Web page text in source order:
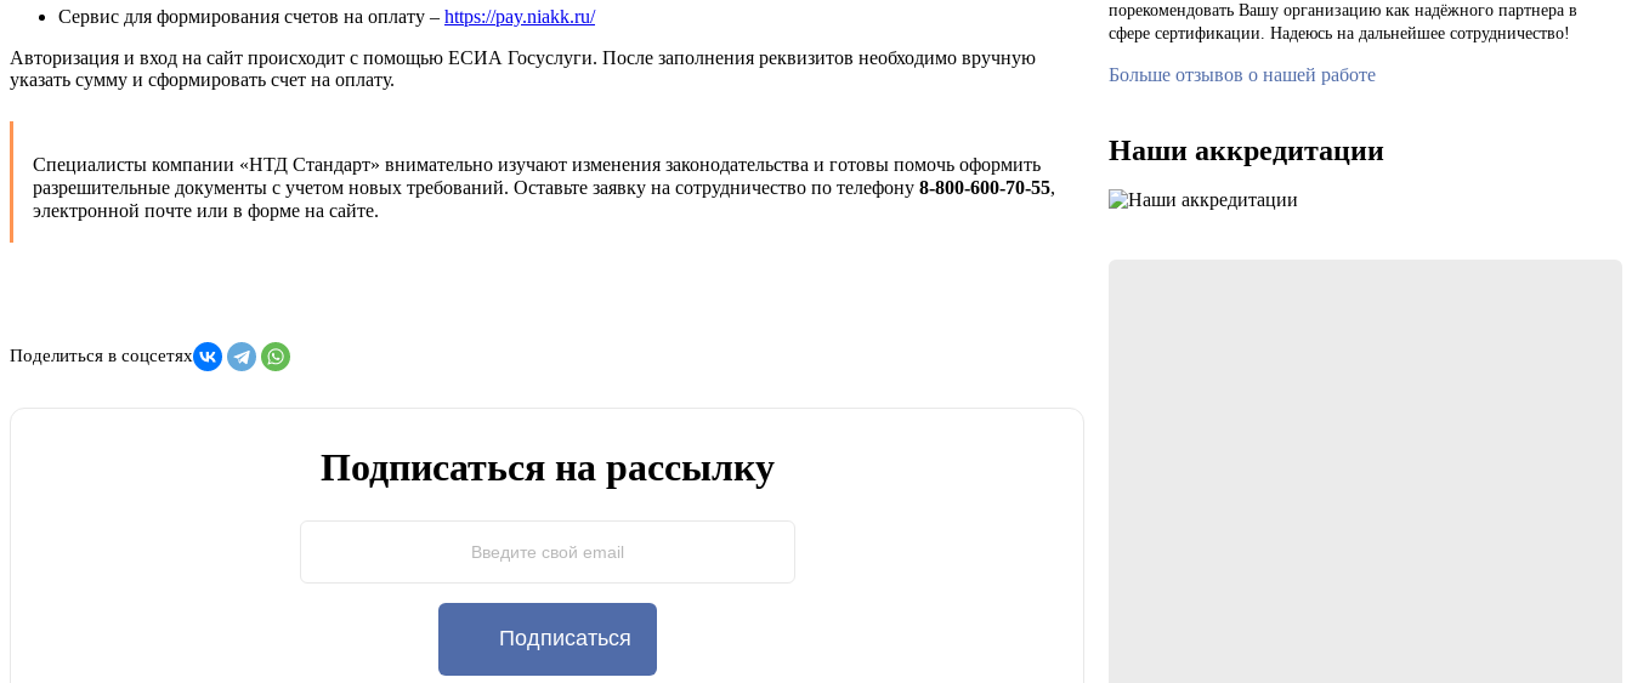
Сервис для формирования счетов на оплату – https://pay.niakk.ru/
Авторизация и вход на сайт происходит с помощью ЕСИА Госуслуги. После заполнения реквизитов необходимо вручную
указать сумму и сформировать счет на оплату.
Специалисты компании «НТД Стандарт» внимательно изучают изменения законодательства и готовы помочь оформить
разрешительные документы с учетом новых требований. Оставьте заявку на сотрудничество по телефону 8-800-600-70-55,
электронной почте или в форме на сайте.
Поделиться в соцсетях
Подписаться на рассылку
Подписаться
порекомендовать Вашу организацию как надёжного партнера в
сфере сертификации. Надеюсь на дальнейшее сотрудничество!
Больше отзывов о нашей работе
Наши аккредитации